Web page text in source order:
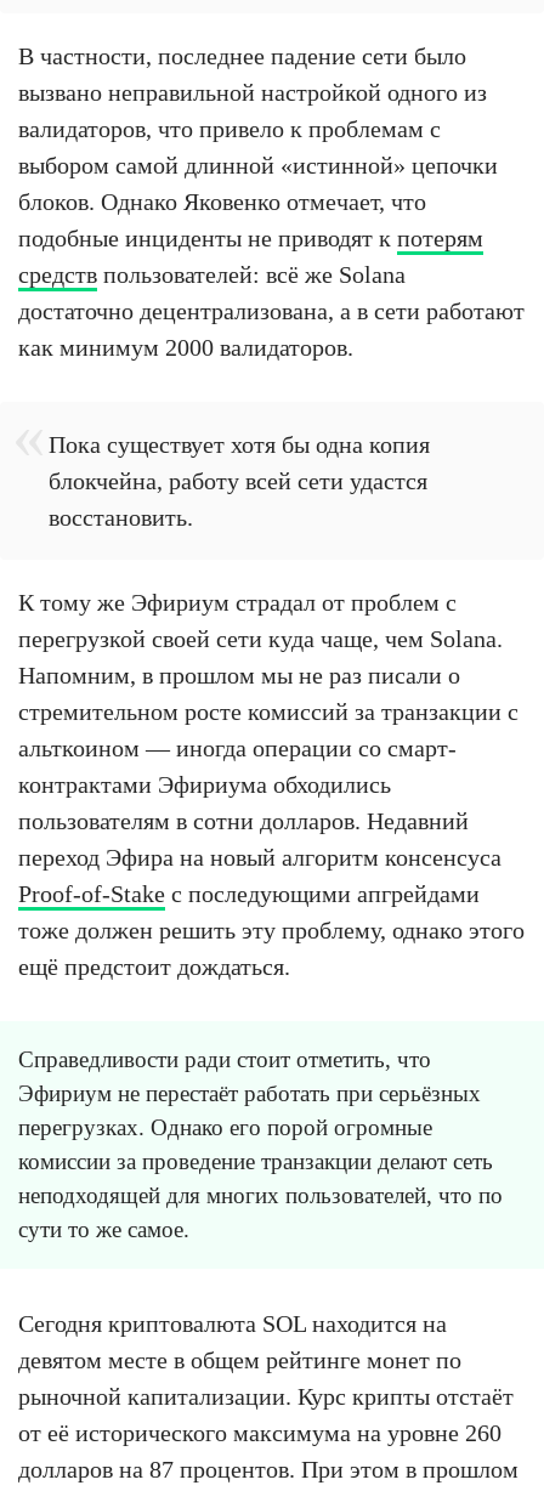
В частности, последнее падение сети было
вызвано неправильной настройкой одного из
валидаторов, что привело к проблемам с
выбором самой длинной «истинной» цепочки
блоков. Однако Яковенко отмечает, что
подобные инциденты не приводят к потерям
средств пользователей: всё же Solana
достаточно децентрализована, а в сети работают
как минимум 2000 валидаторов.
Пока существует хотя бы одна копия
блокчейна, работу всей сети удастся
восстановить.
К тому же Эфириум страдал от проблем с
перегрузкой своей сети куда чаще, чем Solana.
Напомним, в прошлом мы не раз писали о
стремительном росте комиссий за транзакции с
альткоином — иногда операции со смарт-
контрактами Эфириума обходились
пользователям в сотни долларов. Недавний
переход Эфира на новый алгоритм консенсуса
Proof-of-Stake с последующими апгрейдами
тоже должен решить эту проблему, однако этого
ещё предстоит дождаться.
Справедливости ради стоит отметить, что
Эфириум не перестаёт работать при серьёзных
перегрузках. Однако его порой огромные
комиссии за проведение транзакции делают сеть
неподходящей для многих пользователей, что по
сути то же самое.
Сегодня криптовалюта SOL находится на
девятом месте в общем рейтинге монет по
рыночной капитализации. Курс крипты отстаёт
от её исторического максимума на уровне 260
долларов на 87 процентов. При этом в прошлом